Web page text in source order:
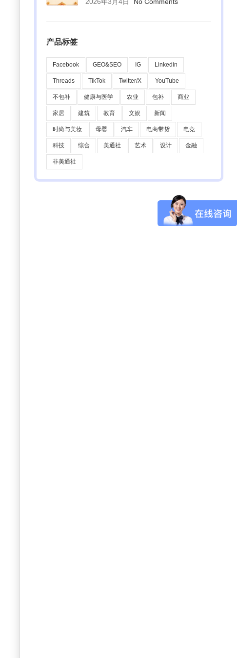
产品标签
Facebook GEO&SEO IG Linkedin
Threads TikTok Twitter/X YouTube
不包补 健康与医学 农业 包补 商业
家居 建筑 教育 文娱 新闻
时尚与美妆 母婴 汽车 电商带货 电竞
科技 综合 美通社 艺术 设计 金融
非美通社